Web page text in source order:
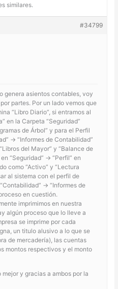
similares.
#34799
genera asientos contables, voy
partes. Por un lado vemos que
“Libro Diario”, si entramos al
en la Carpeta “Seguridad”
de Árbol” y para el Perfil
-> “Informes de Contabilidad”
del Mayor” y “Balance de
“Seguridad” -> “Perfil” en
como “Activo” y “Lectura
al sistema con el perfil de
-> “Informes de
en cuestión.
imprimimos en nuestra
algún proceso que lo lleve a
se imprime por cada
un titulo alusivo a lo que se
de mercadería), las cuentas
montos respectivos y el monto
y gracias a ambos por la